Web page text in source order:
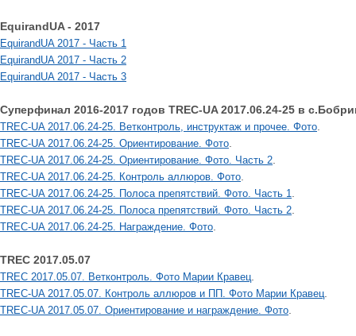
EquirandUA - 2017
EquirandUA 2017 - Часть 1
EquirandUA 2017 - Часть 2
EquirandUA 2017 - Часть 3
Суперфинал 2016-2017 годов TREC-UA 2017.06.24-25 в
TREC-UA 2017.06.24-25. Ветконтроль, инструктаж и прочее. Фото
TREC-UA 2017.06.24-25. Ориентирование. Фото
TREC-UA 2017.06.24-25. Ориентирование. Фото. Часть 2
TREC-UA 2017.06.24-25. Контроль аллюров. Фото
TREC-UA 2017.06.24-25. Полоса препятствий. Фото. Часть 1
TREC-UA 2017.06.24-25. Полоса препятствий. Фото. Часть 2
TREC-UA 2017.06.24-25. Награждение. Фото
TREC 2017.05.07
TREC 2017.05.07. Ветконтроль. Фото Марии Кравец
TREC-UA 2017.05.07. Контроль аллюров и ПП. Фото Марии Кравец
TREC-UA 2017.05.07. Ориентирование и награждение. Фото